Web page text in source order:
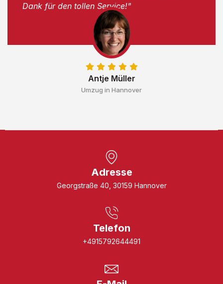
Antje Müller
Umzug in Hannover
Dank für den tollen Service!"
Adresse
Georgstraße 40, 30159 Hannover
Telefon
+4915792644491